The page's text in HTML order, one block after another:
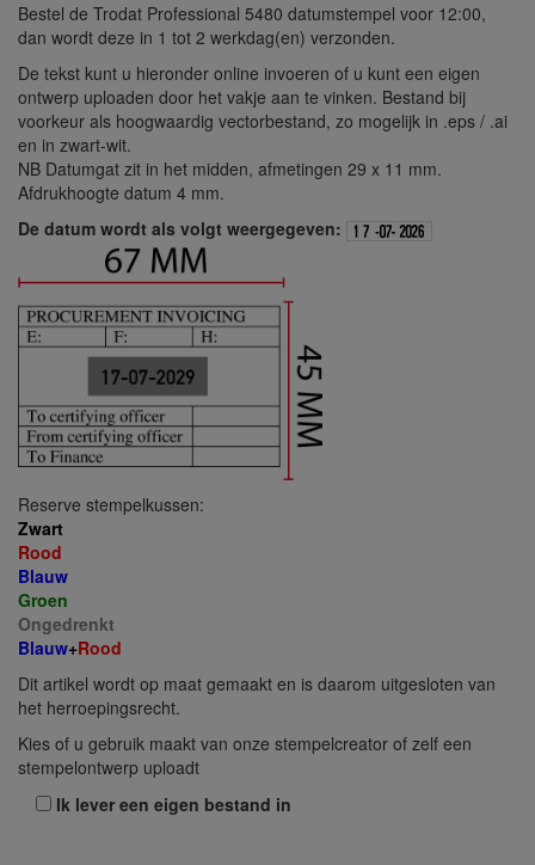
Bestel de Trodat Professional 5480 datumstempel voor 12:00,
dan wordt deze in 1 tot 2 werkdag(en) verzonden.
De tekst kunt u hieronder online invoeren of u kunt een eigen
ontwerp uploaden door het vakje aan te vinken. Bestand bij
voorkeur als hoogwaardig vectorbestand, zo mogelijk in .eps / .ai
en in zwart-wit.
NB Datumgat zit in het midden, afmetingen 29 x 11 mm.
Afdrukhoogte datum 4 mm.
De datum wordt als volgt weergegeven:
Reserve stempelkussen:
Zwart
Rood
Blauw
Groen
Ongedrenkt
Blauw+Rood
Dit artikel wordt op maat gemaakt en is daarom uitgesloten van
het herroepingsrecht.
Kies of u gebruik maakt van onze stempelcreator of zelf een
stempelontwerp uploadt
Ik lever een eigen bestand in